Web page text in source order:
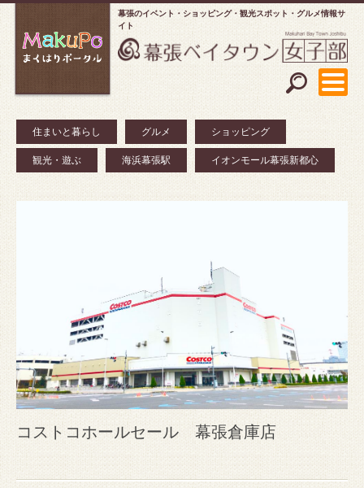
幕張のイベント・ショッピング
観光スポット・グルメ情報サ
イト
住まいと暮らし グルメ ショッピング
観光・遊ぶ 海浜幕張駅 イオンモール幕張新都心
コストコホールセール 幕張倉庫店